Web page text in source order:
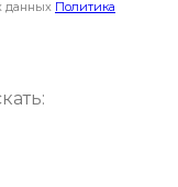
данных Политика